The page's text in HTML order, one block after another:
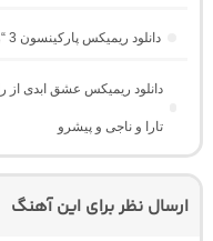
دانلود ریمیکس پارکینسون 3 “رپی ترکیبی” از اس اچ
دانلود ریمیکس عشق ابدی از
تارا و ناجی و پیشرو
ارسال نظر برای این آهنگ